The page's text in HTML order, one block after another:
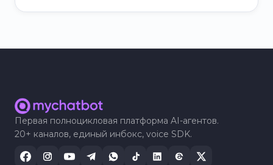
Первая полноцикловая платформа AI-агентов.
20+ каналов, единый инбокс, voice SDK.